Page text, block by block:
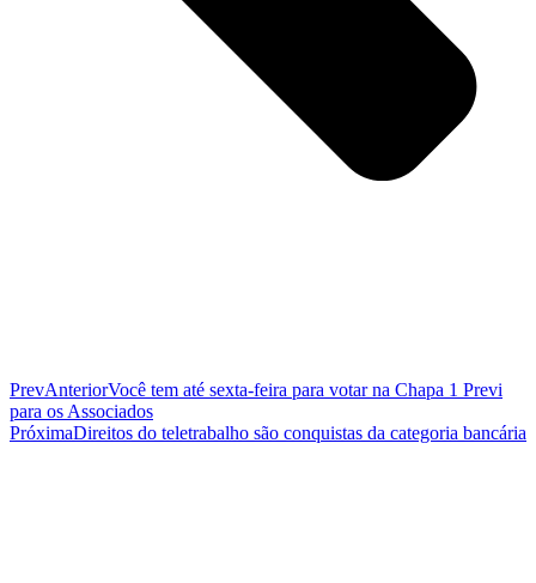
PrevAnteriorVocê tem até sexta-feira para votar na Chapa 1 Previ
para os Associados
PróximaDireitos do teletrabalho são conquistas da categoria bancária